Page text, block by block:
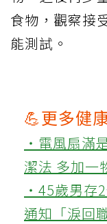
食物，觀察接
能測試。
💪更多健
‧電風扇滿
潔法 多加一
‧45歲男存
通知「淚回